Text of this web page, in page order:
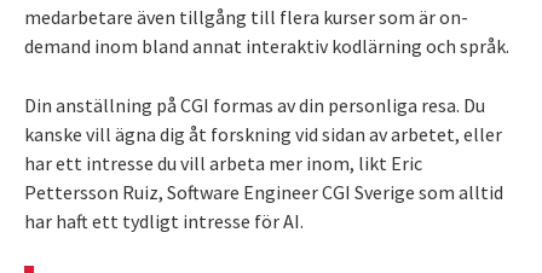
medarbetare även tillgång till flera kurser som är on-
demand inom bland annat interaktiv kodlärning och språk.
Din anställning på CGI formas av din personliga resa. Du
kanske vill ägna dig åt forskning vid sidan av arbetet, eller
har ett intresse du vill arbeta mer inom, likt Eric
Pettersson Ruiz, Software Engineer CGI Sverige som alltid
har haft ett tydligt intresse för AI.